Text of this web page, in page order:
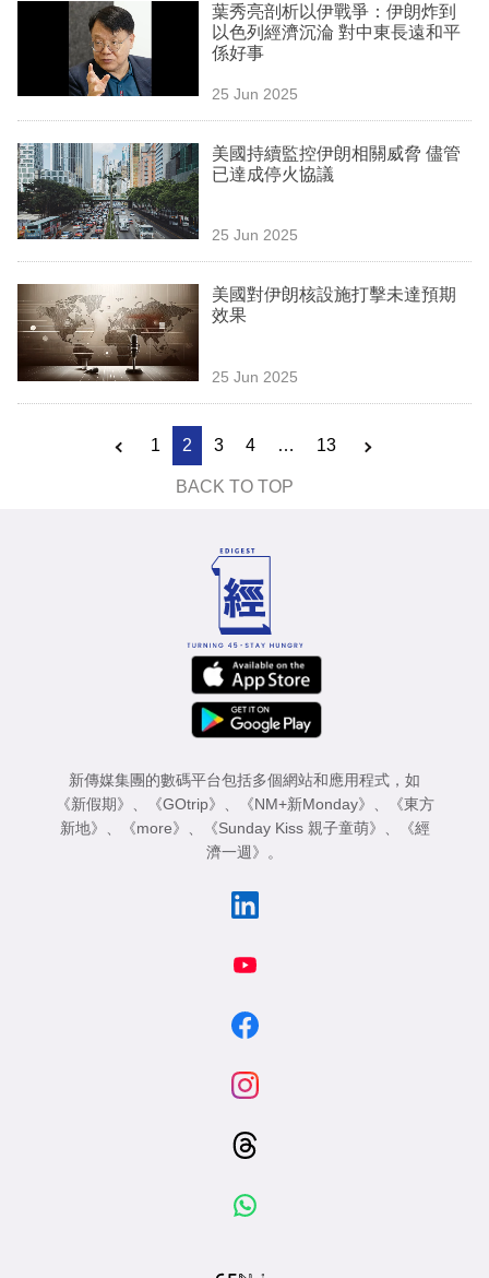
葉秀亮剖析以伊戰爭：伊朗炸到
以色列經濟沉淪 對中東長遠和平
係好事
25 Jun 2025
美國持續監控伊朗相關威脅 儘管
已達成停火協議
25 Jun 2025
美國對伊朗核設施打擊未達預期
效果
25 Jun 2025
1 2 3 4 … 13
BACK TO TOP
新傳媒集團的數碼平台包括多個網站和應用程式，如
《新假期》 、 《GOtrip》 、 《NM+新Monday》 、
《東方
新地》 、 《more》 、 《Sunday Kiss 親子童萌》 、
《經
濟一週》 。